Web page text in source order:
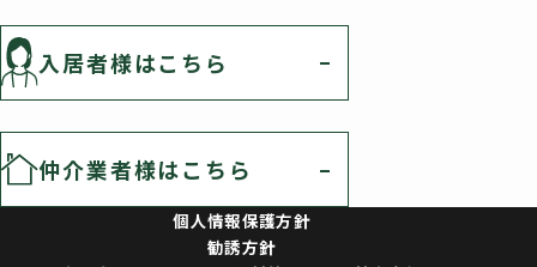
入居者様はこちら
仲介業者様はこちら
個人情報保護方針
勧誘方針